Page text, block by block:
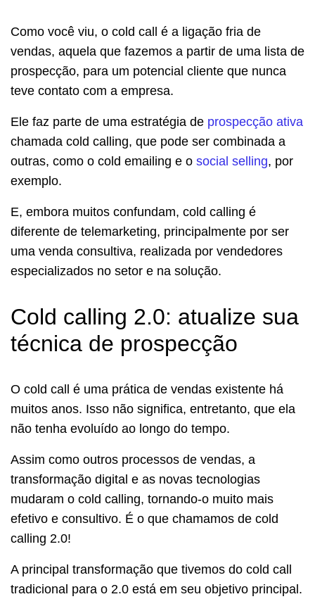
Como você viu, o cold call é a ligação fria de
vendas, aquela que fazemos a partir de uma lista de
prospecção, para um potencial cliente que nunca
teve contato com a empresa.
Ele faz parte de uma estratégia de prospecção ativa
chamada cold calling, que pode ser combinada a
outras, como o cold emailing e o social selling, por
exemplo.
E, embora muitos confundam, cold calling é
diferente de telemarketing, principalmente por ser
uma venda consultiva, realizada por vendedores
especializados no setor e na solução.
Cold calling 2.0: atualize sua
técnica de prospecção
O cold call é uma prática de vendas existente há
muitos anos. Isso não significa, entretanto, que ela
não tenha evoluído ao longo do tempo.
Assim como outros processos de vendas, a
transformação digital e as novas tecnologias
mudaram o cold calling, tornando-o muito mais
efetivo e consultivo. É o que chamamos de cold
calling 2.0!
A principal transformação que tivemos do cold call
tradicional para o 2.0 está em seu objetivo principal.